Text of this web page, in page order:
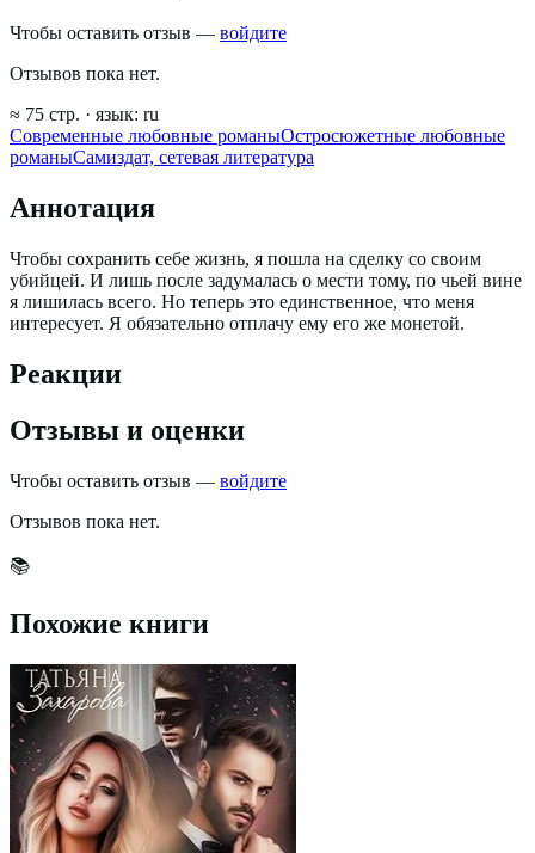
Чтобы оставить отзыв — войдите
Отзывов пока нет.
≈ 75 стр. · язык: ru
Современные любовные романыОстросюжетные любовные
романыСамиздат, сетевая литература
Аннотация
Чтобы сохранить себе жизнь, я пошла на сделку со своим
убийцей. И лишь после задумалась о мести тому, по чьей вине
я лишилась всего. Но теперь это единственное, что меня
интересует. Я обязательно отплачу ему его же монетой.
Реакции
Отзывы и оценки
Чтобы оставить отзыв — войдите
Отзывов пока нет.
📚
Похожие книги